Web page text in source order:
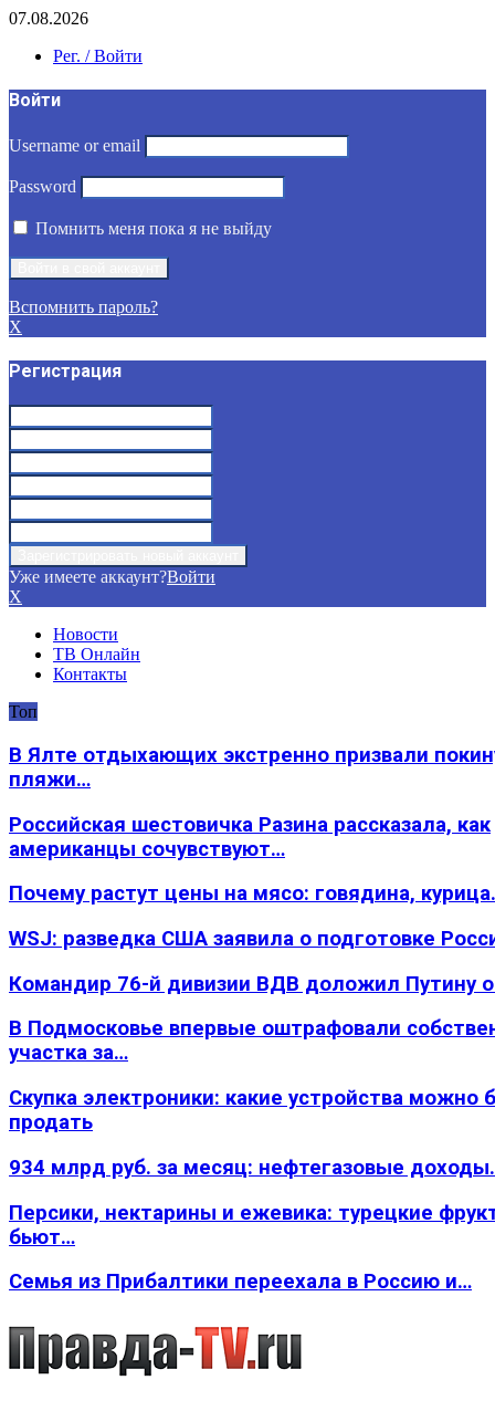
07.08.2026
Рег. / Войти
Войти
Username or email
Password
Помнить меня пока я не выйду
Вспомнить пароль?
X
Регистрация
Уже имеете аккаунт?Войти
X
Новости
ТВ Онлайн
Контакты
Топ
В Ялте отдыхающих экстренно призвали
пляжи…
Российская шестовичка Разина рассказала, как
американцы сочувствуют…
Почему растут цены на мясо: говядина,
WSJ: разведка США заявила о подготовке
Командир 76-й дивизии ВДВ доложил Путину
В Подмосковье впервые оштрафовали
участка за…
Скупка электроники: какие устройства можно
продать
934 млрд руб. за месяц: нефтегазовые
Персики, нектарины и ежевика: турецкие
бьют…
Семья из Прибалтики переехала в Россию и…